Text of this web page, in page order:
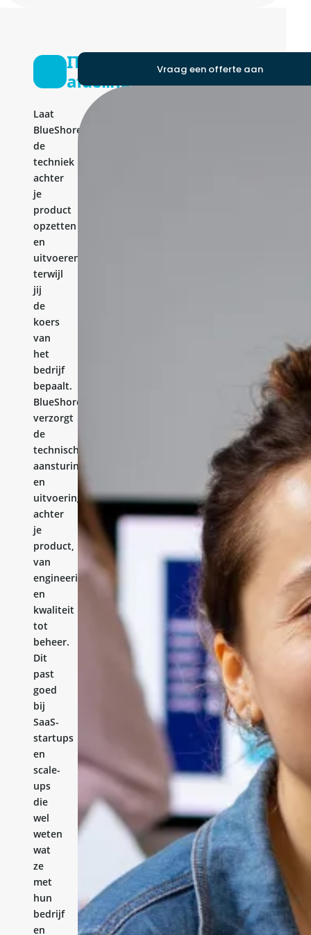
IT-
afdeling
Laat
BlueShores
de
techniek
achter
je
product
opzetten
en
uitvoeren,
terwijl
jij
de
koers
van
het
bedrijf
bepaalt.
BlueShores
verzorgt
de
technische
aansturing
en
uitvoering
achter
je
product,
van
engineering
en
kwaliteit
tot
beheer.
Dit
past
goed
bij
SaaS-
startups
en
scale-
ups
die
wel
weten
wat
ze
met
hun
bedrijf
en
Vraag een offerte aan